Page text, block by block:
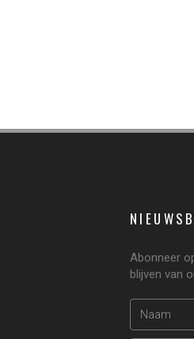
Abonneer
blijven van